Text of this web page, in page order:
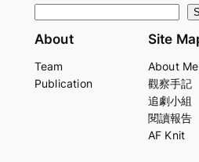
e
r
About
Team
Publication
Site
About Me
觀察手記
追劇小組
閱讀報告
AF Knit